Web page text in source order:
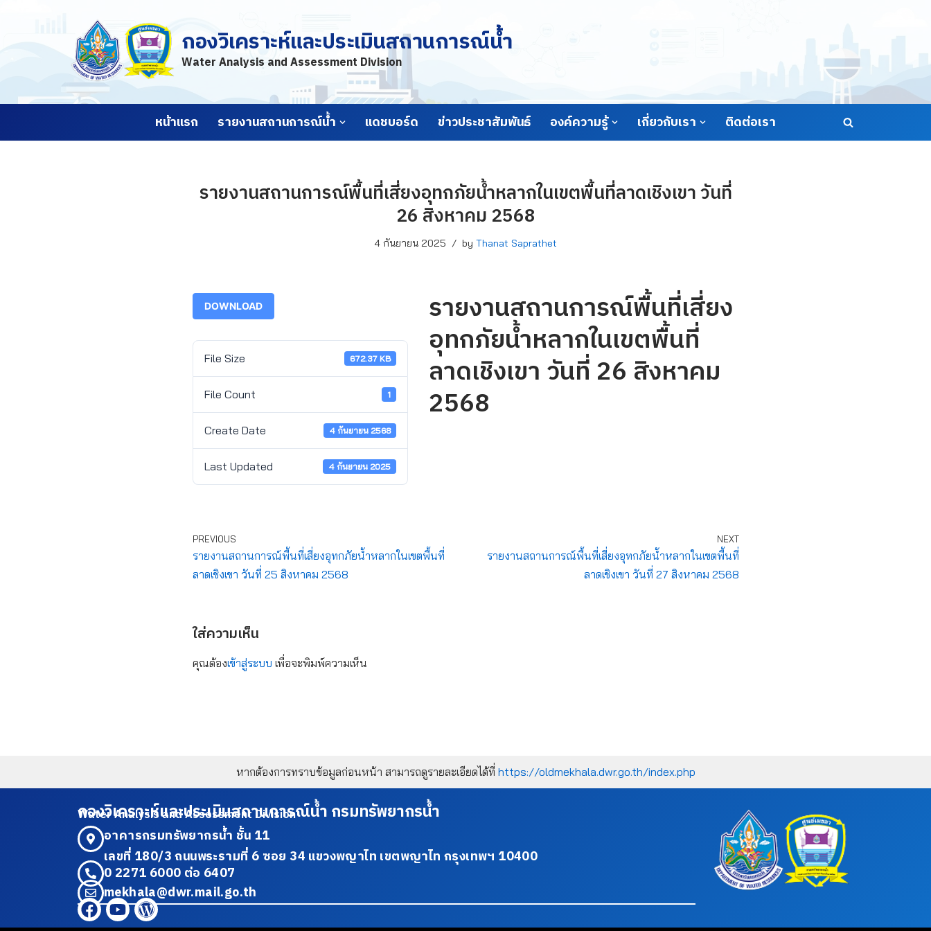
กองวิเคราะห์และประเมินสถานการณ์น้ำ
Water Analysis and Assessment Division
หน้าแรก รายงานสถานการณ์น้ำ แดชบอร์ด ข่าวประชาสัมพันธ์ องค์ความรู้ เกี่ยวกับเรา ติดต่อเรา
รายงานสถานการณ์พื้นที่เสี่ยงอุทกภัยน้ำหลากในเขตพื้นที่ลาดเชิงเขา วันที่
26 สิงหาคม 2568
4 กันยายน 2025 by Thanat Saprathet
DOWNLOAD
File Size 672.37 KB
File Count 1
Create Date 4 กันยายน 2568
Last Updated 4 กันยายน 2025
รายงานสถานการณ์พื้นที่เสี่ยง
อุทกภัยน้ำหลากในเขตพื้นที่
ลาดเชิงเขา วันที่ 26 สิงหาคม
2568
PREVIOUS
รายงานสถานการณ์พื้นที่เสี่ยงอุทกภัยน้ำหลากในเขตพื้นที่
ลาดเชิงเขา วันที่ 25 สิงหาคม 2568
NEXT
รายงานสถานการณ์พื้นที่เสี่ยงอุทกภัยน้ำหลากในเขตพื้นที่
ลาดเชิงเขา วันที่ 27 สิงหาคม 2568
ใส่ความเห็น
คุณต้องเข้าสู่ระบบ เพื่อจะพิมพ์ความเห็น
หากต้องการทราบข้อมูลก่อนหน้า สามารถดูรายละเอียดได้ที่ https://oldmekhala.dwr.go.th/index.php
กองวิเคราะห์และประเมินสถานการณ์น้ำ กรมทรัพยากรน้ำ
Water Analysis and Assessment Division
อาคารกรมทรัพยากรน้ำ ชั้น 11
เลขที่ 180/3 ถนนพระรามที่ 6 ซอย 34 แขวงพญาไท เขตพญาไท กรุงเทพฯ 10400
0 2271 6000 ต่อ 6407
mekhala@dwr.mail.go.th